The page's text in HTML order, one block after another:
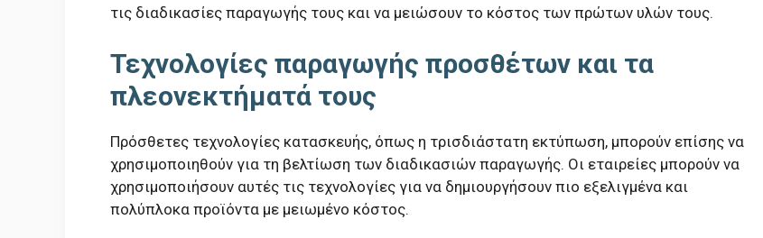
τις διαδικασίες παραγωγής τους και να μειώσουν το κόστος των πρώτων υλών τους.
Τεχνολογίες παραγωγής προσθέτων και τα
πλεονεκτήματά τους
Πρόσθετες τεχνολογίες κατασκευής, όπως η τρισδιάστατη εκτύπωση, μπορούν επίσης να
χρησιμοποιηθούν για τη βελτίωση των διαδικασιών παραγωγής. Οι εταιρείες μπορούν να
χρησιμοποιήσουν αυτές τις τεχνολογίες για να δημιουργήσουν πιο εξελιγμένα και
πολύπλοκα προϊόντα με μειωμένο κόστος.